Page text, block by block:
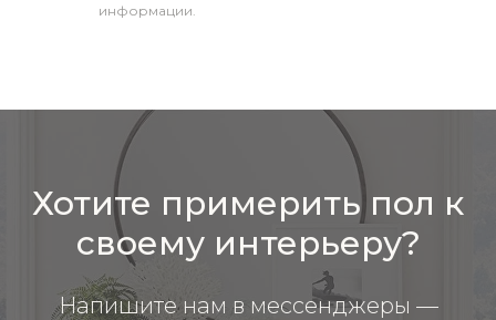
информации.
Хотите примерить пол к
своему интерьеру?
Напишите нам в мессенджеры —